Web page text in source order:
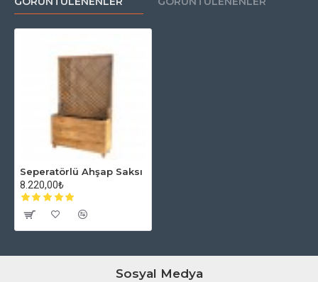
İstemsiz de olsa yabancıların bakışlarından rahatsız
kuaför ve güzellik salonları seperatöre ilgi
göstermektedir.
Ahşap seperatör paravan bölme ihtiyaca göre
istenilen her ölçüde üretilebilmektedir.
Bu modelimiz de diğer tüm
mekanda kullanılmakta, dış hava şartlarına (Yağmur, kar, sıcak,
Seperatörlü Ahşap Saksı
8.220,00₺
Sosyal Medya